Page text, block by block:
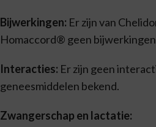
Bijwerkingen: Er zijn van
Homaccord® geen
Interacties: Er zijn geen
geneesmiddelen bekend.
Zwangerschap en lactatie: